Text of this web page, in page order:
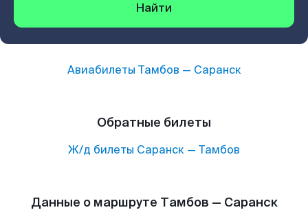
Найти
Авиабилеты Тамбов — Саранск
Обратные билеты
Ж/д билеты Саранск — Тамбов
Данные о маршруте Тамбов — Саранск